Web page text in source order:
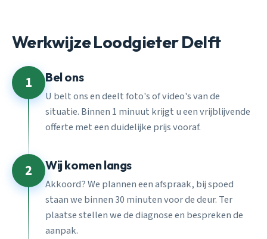
Werkwijze Loodgieter Delft
1 Bel ons
U belt ons en deelt foto's of video's van de
situatie. Binnen 1 minuut krijgt u een vrijblijvende
offerte met een duidelijke prijs vooraf.
2 Wij komen langs
Akkoord? We plannen een afspraak, bij spoed
staan we binnen 30 minuten voor de deur. Ter
plaatse stellen we de diagnose en bespreken de
aanpak.